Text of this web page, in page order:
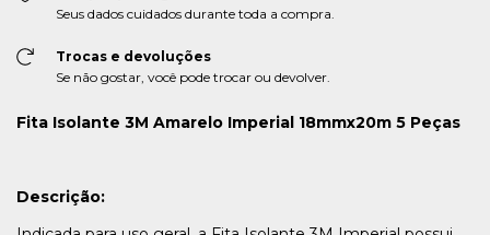
Seus dados cuidados durante toda a compra.
Trocas e devoluções
Se não gostar, você pode trocar ou devolver.
Fita Isolante 3M Amarelo Imperial 18mmx20m 5 Peças
Descrição: